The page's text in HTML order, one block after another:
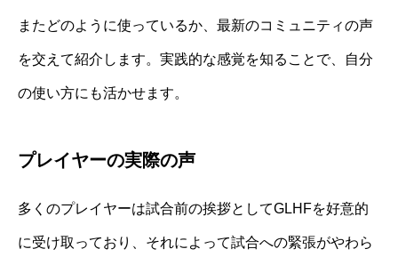
またどのように使っているか、最新のコミュニティの声
を交えて紹介します。実践的な感覚を知ることで、自分
の使い方にも活かせます。
プレイヤーの実際の声
多くのプレイヤーは試合前の挨拶としてGLHFを好意的
に受け取っており、それによって試合への緊張がやわら